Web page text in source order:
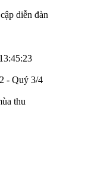
diễn đàn
- Quý 3/4
thu